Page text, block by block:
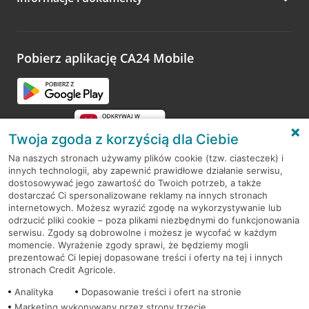
opinie.
Pobierz aplikację CA24 Mobile
RODO
Regulamin serwisu
Mapa serwisu
PolitykaCookies
Twoja zgoda z korzyścią dla Ciebie
Na naszych stronach używamy plików cookie (tzw. ciasteczek) i
innych technologii, aby zapewnić prawidłowe działanie serwisu,
dostosowywać jego zawartość do Twoich potrzeb, a także
dostarczać Ci spersonalizowane reklamy na innych stronach
internetowych. Możesz wyrazić zgodę na wykorzystywanie lub
odrzucić pliki cookie – poza plikami niezbędnymi do funkcjonowania
serwisu. Zgody są dobrowolne i możesz je wycofać w każdym
momencie. Wyrażenie zgody sprawi, że będziemy mogli
prezentować Ci lepiej dopasowane treści i oferty na tej i innych
stronach Credit Agricole.
Analityka
Dopasowanie treści i ofert na stronie